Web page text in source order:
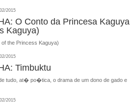
2015
O Conto da Princesa Kaguya
Kaguya)
the Princess Kaguya)
2015
Timbuktu
tudo, at� po�tica, o drama de um dono de gado e
2015